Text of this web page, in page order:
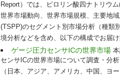
Report）では、ピロリン酸四ナトリウ
世界市場動向、世界市場規模、主要地
(TSPP)のセグメント別市場分析（種類
境分析などを含め、以下の構成でお届
ゲージ圧力センサICの世界市場
センサICの世界市場について調査・分
（日本、アジア、アメリカ、中国、ヨ